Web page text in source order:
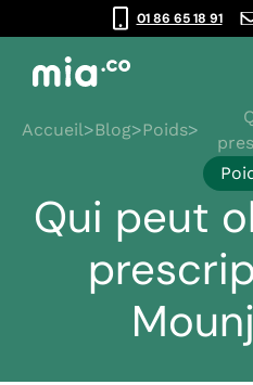
01 86 65 18 91
Accueil>Blog>Poids>
Qui peut